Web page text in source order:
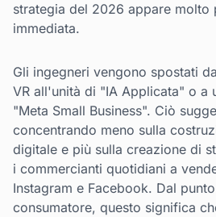
strategia del 2026 appare molto
immediata.
Gli ingegneri vengono spostati
VR all'unità di "IA Applicata" o a
"Meta Small Business". Ciò
concentrando meno sulla
digitale e più sulla creazione di
i commercianti quotidiani a
Instagram e Facebook. Dal
consumatore, questo significa